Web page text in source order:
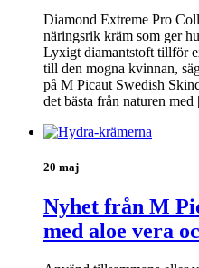
Diamond Extreme Pro
näringsrik kräm som ger
Lyxigt diamantstoft tillför
till den mogna kvinnan,
på M Picaut Swedish
det bästa från naturen
20 maj
Nyhet från M
med aloe vera